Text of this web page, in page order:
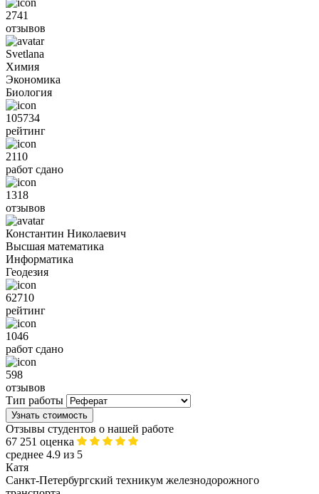
2741
отзывов
Svetlana
Химия
Экономика
Биология
105734
рейтинг
2110
работ сдано
1318
отзывов
Константин Николаевич
Высшая математика
Информатика
Геодезия
62710
рейтинг
1046
работ сдано
598
отзывов
Тип работы
Узнать стоимость
Отзывы студентов о нашей работе
67 251 оценка
среднее 4.9 из 5
Катя
Санкт-Петербургский техникум железнодорожного